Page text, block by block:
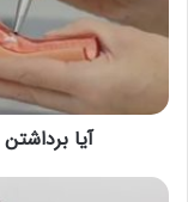
زناشویی
دارد؟
آیا
پی